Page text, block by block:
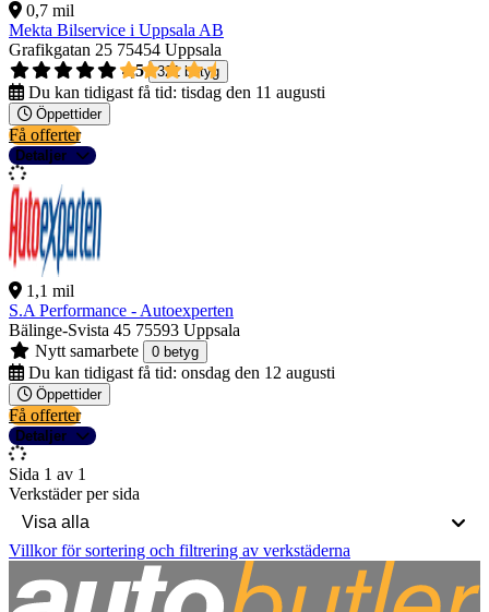
0,7 mil
Mekta Bilservice i Uppsala AB
Grafikgatan 25 75454 Uppsala
4,5
321 betyg
Du kan tidigast få tid: tisdag den 11 augusti
Öppettider
Få offerter
Detaljer
1,1 mil
S.A Performance - Autoexperten
Bälinge-Svista 45 75593 Uppsala
Nytt samarbete
0 betyg
Du kan tidigast få tid: onsdag den 12 augusti
Öppettider
Få offerter
Detaljer
Sida 1 av 1
Verkstäder per sida
Villkor för sortering och filtrering av verkstäderna